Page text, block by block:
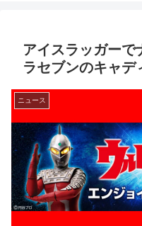
アイスラッガーで
ラセブンのキャデ
ニュース